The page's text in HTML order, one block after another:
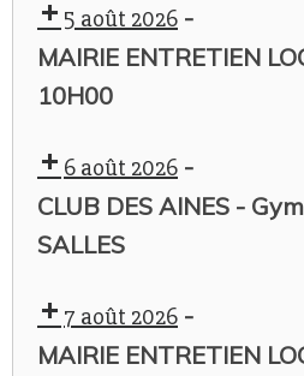
5 août 2026 -
MAIRIE ENTRETIEN
10H00
6 août 2026 -
CLUB DES AINES -
SALLES
7 août 2026 -
MAIRIE ENTRETIEN